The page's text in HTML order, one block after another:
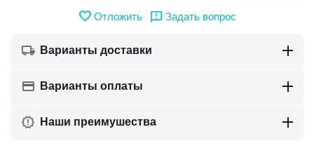
Отложить Задать вопрос
Варианты доставки
Варианты оплаты
Наши преимушества